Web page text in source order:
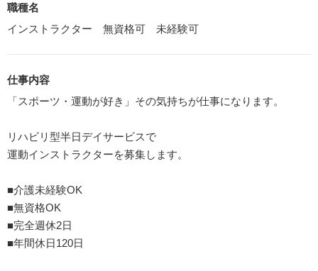
職種名
インストラクター 無資格可 未経験可
仕事内容
「スポーツ・運動が好き」その気持ちが仕事になります。
リハビリ型半日デイサービスで
運動インストラクターを募集します。
■介護未経験OK
■無資格OK
■完全週休2日
■年間休日120日